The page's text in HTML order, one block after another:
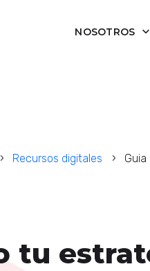
NOSOTROS
Recursos digitales
tu